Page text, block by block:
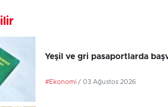
Yeşil ve gri pasaportlarda
#Ekonomi / 03 Ağustos 2026